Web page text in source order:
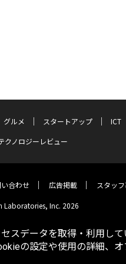
グルメ スタートアップ
ICT
クノロジーレビュー
合わせ 広告掲載 スタッ
Laboratories, Inc. 2026
スデータを取得・利用して
の設定や使用の詳細、